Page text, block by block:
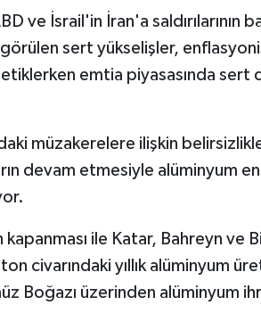
ve İsrail'in İran'a saldırılarının
sert yükselişler,
emtia piyasasında sert
müzakerelere ilişkin
devam etmesiyle alüminyum
kapanması ile Katar, Bahreyn ve
civarındaki yıllık alüminyum
Boğazı üzerinden alüminyum